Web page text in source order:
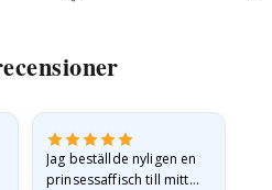
Jag beställde nyligen en
prinsessaffisch till mitt